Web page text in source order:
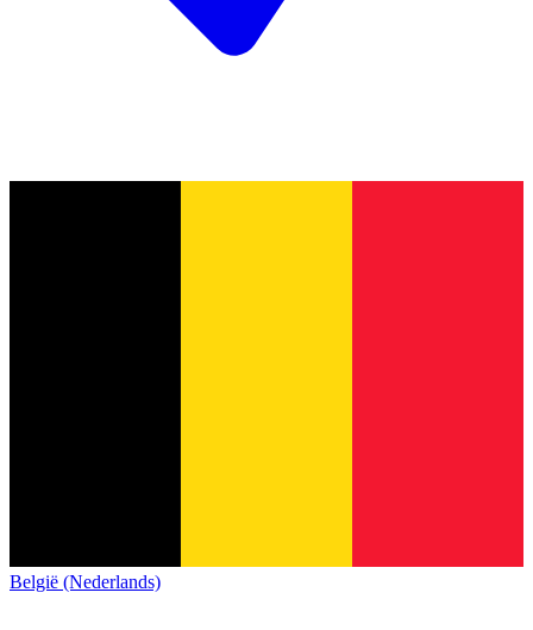
België (Nederlands)